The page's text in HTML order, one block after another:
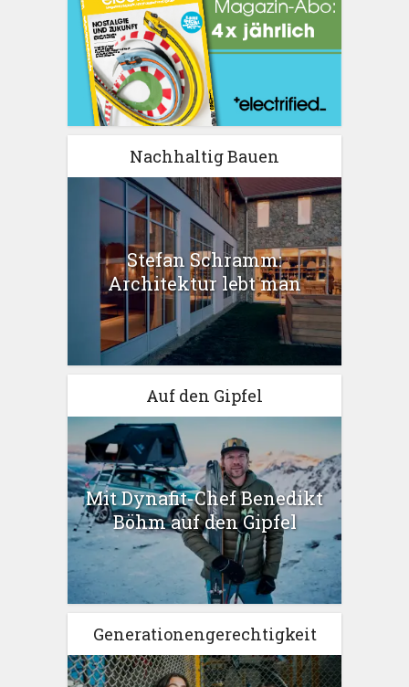
Nachhaltig Bauen
Stefan Schramm:
Architektur lebt man
Auf den Gipfel
Mit Dynafit-Chef Benedikt
Böhm auf den Gipfel
Generationengerechtigkeit